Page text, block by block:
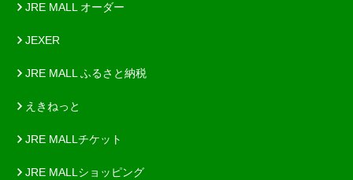
JRE MALL オーダー
JEXER
JRE MALL ふるさと納税
えきねっと
JRE MALLチケット
JRE MALLショッピング